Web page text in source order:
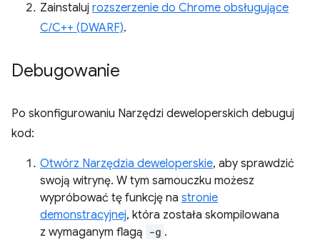
Zainstaluj rozszerzenie do Chrome obsługujące
C/C++ (DWARF).
Debugowanie
Po skonfigurowaniu Narzędzi deweloperskich debuguj
kod:
Otwórz Narzędzia deweloperskie, aby sprawdzić
swoją witrynę. W tym samouczku możesz
wypróbować tę funkcję na stronie
demonstracyjnej, która została skompilowana
z wymaganym flagą -g .